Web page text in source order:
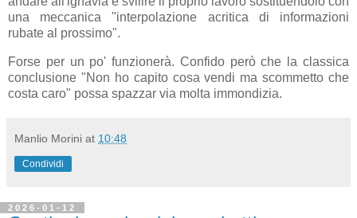
una meccanica "interpolazione acritica di informazioni
rubate al prossimo".
Forse per un po' funzionerà. Confido però che la classica
conclusione "Non ho capito cosa vendi ma scommetto che
costa caro" possa spazzar via molta immondizia.
Manlio Morini at 10:48
Condividi
2026-01-12